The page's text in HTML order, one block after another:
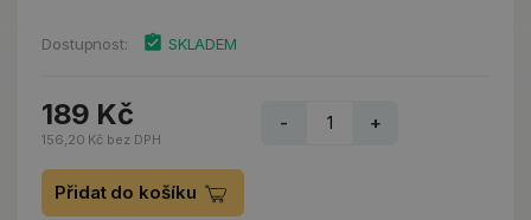
Dostupnost: SKLADEM
189 Kč
156,20 Kč bez DPH
- +
Přidat do košíku